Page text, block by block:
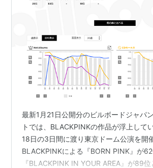
最新1月21日公開分のビルボードジャパ
トでは、BLACKPINKの作品が浮上して
18日の3日間に渡り東京ドーム公演を開
BLACKPINKによる『BORN PINK』が62
『BLACKPINK IN YOUR AREA』が89